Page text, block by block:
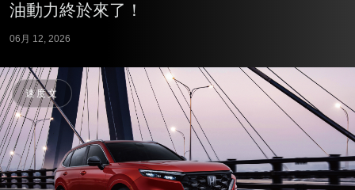
油動力終於來了！
06月 12, 2026
速度文